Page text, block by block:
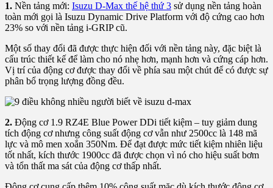
1. Nền tảng mới: Isuzu D-Max thế hệ thứ 3 sử dụng nền tảng hoàn
toàn mới gọi là Isuzu Dynamic Drive Platform với độ cứng cao hơn
23% so với nền tảng i-GRIP cũ.
Một số thay đổi đã được thực hiện đối với nền tảng này, đặc biệt là
cấu trúc thiết kế để làm cho nó nhẹ hơn, mạnh hơn và cứng cáp hơn.
Vị trí của động cơ được thay đổi về phía sau một chút để có được sự
phân bổ trọng lượng đồng đều.
2. Động cơ 1.9 RZ4E Blue Power DDi tiết kiệm – tuy giảm dung
tích động cơ nhưng công suất động cơ vẫn như 2500cc là 148 mã
lực và mô men xoắn 350Nm. Để đạt được mức tiết kiệm nhiên liệu
tốt nhất, kích thước 1900cc đã được chọn vì nó cho hiệu suất bơm
và tổn thất ma sát của động cơ thấp nhất.